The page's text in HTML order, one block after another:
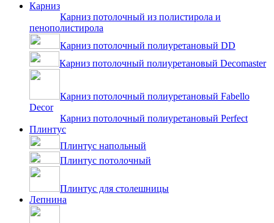
Карниз
Карниз потолочный из полистирола и
пенополистирола
Карниз потолочный полиуретановый DD
Карниз потолочный полиуретановый Decomaster
Карниз потолочный полиуретановый Fabello
Decor
Карниз потолочный полиуретановый Perfect
Плинтус
Плинтус напольный
Плинтус потолочный
Плинтус для столешницы
Лепнина